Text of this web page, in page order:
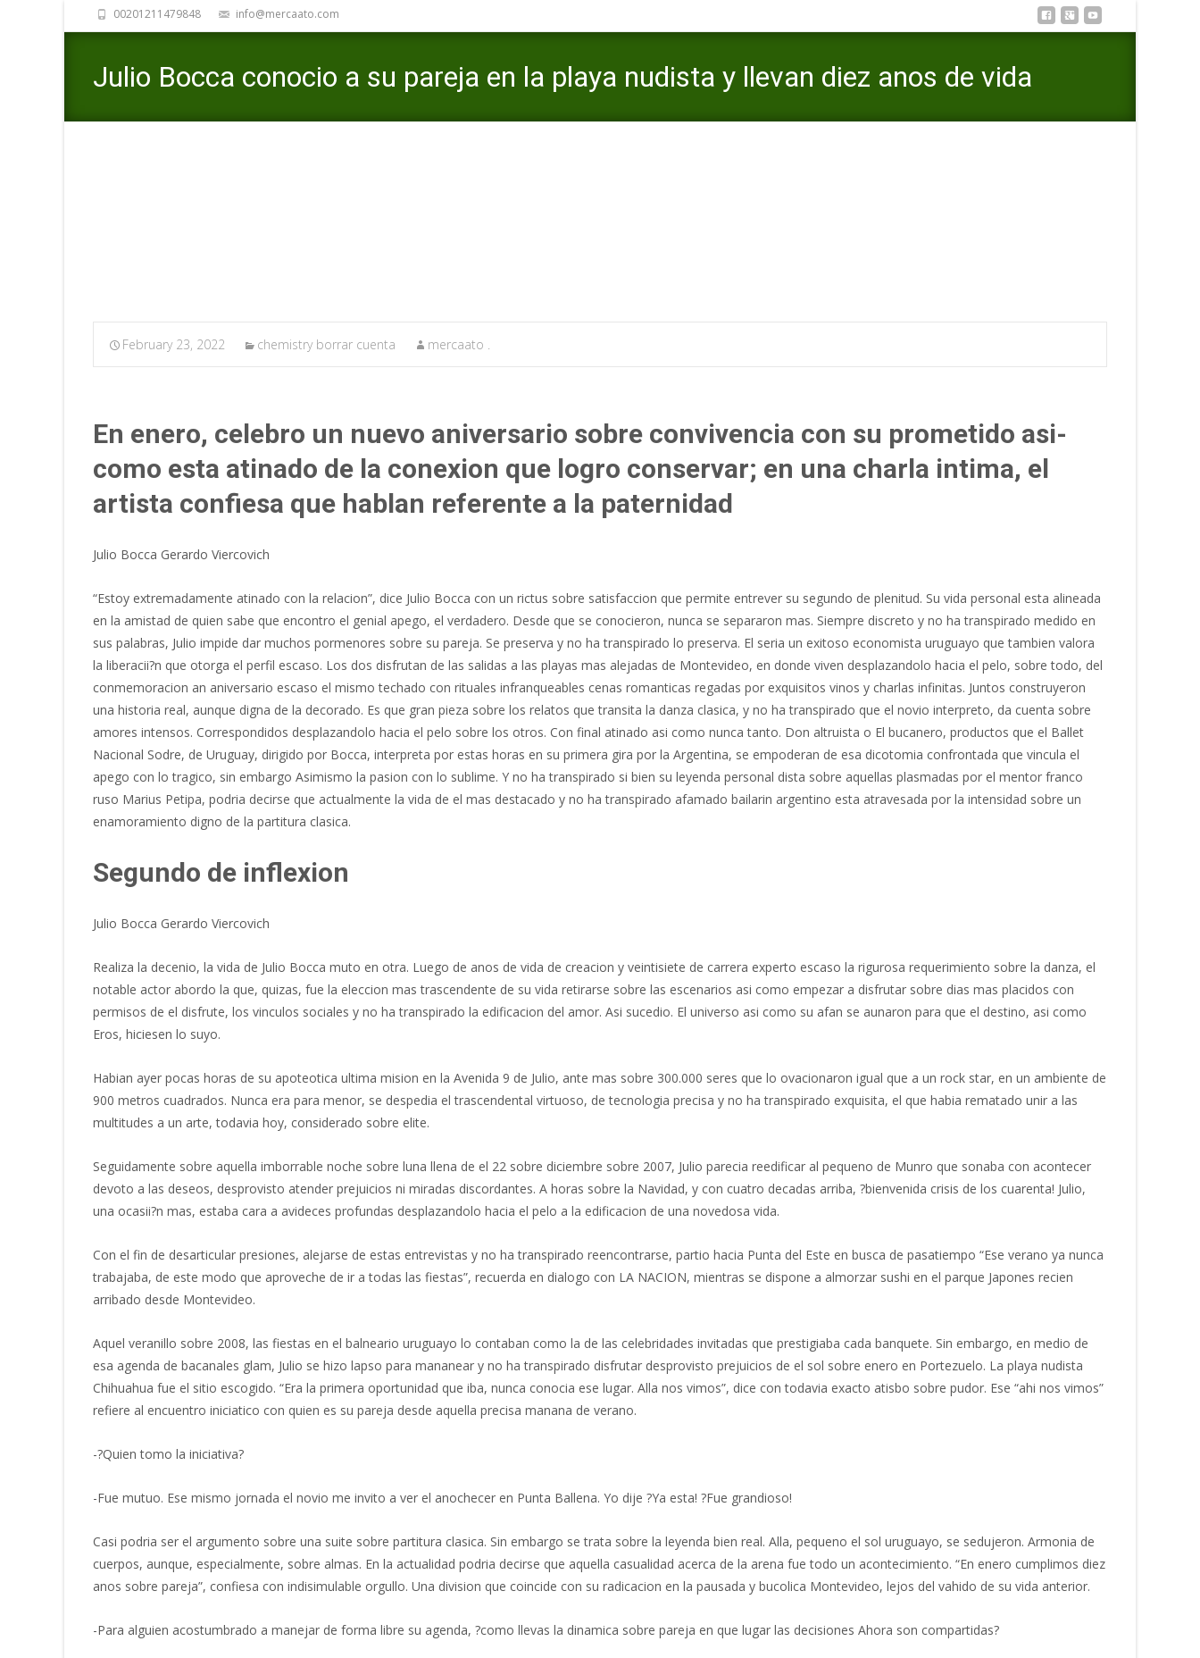
00201211479848 info@mercaato.com
Julio Bocca conocio a su pareja en la playa nudista y llevan diez anos de vida
February 23, 2022 chemistry borrar cuenta mercaato .
En enero, celebro un nuevo aniversario sobre convivencia con su prometido asi­
como esta atinado de la conexion que logro conservar; en una charla intima, el
artista confiesa que hablan referente a la paternidad
Julio Bocca Gerardo Viercovich
“Estoy extremadamente atinado con la relacion”, dice Julio Bocca con un rictus sobre satisfaccion que permite entrever su segundo de plenitud. Su vida personal esta alineada
en la amistad de quien sabe que encontro el genial apego, el verdadero. Desde que se conocieron, nunca se separaron mas. Siempre discreto y no ha transpirado medido en
sus palabras, Julio impide dar muchos pormenores sobre su pareja. Se preserva y no ha transpirado lo preserva. El seri­a un exitoso economista uruguayo que tambien valora
la liberacii?n que otorga el perfil escaso. Los dos disfrutan de las salidas a las playas mas alejadas de Montevideo, en donde viven desplazandolo hacia el pelo, sobre todo, del
conmemoracion an aniversario escaso el mismo techado con rituales infranqueables cenas romanticas regadas por exquisitos vinos y charlas infinitas. Juntos construyeron
una historia real, aunque digna de la decorado. Es que gran pieza sobre los relatos que transita la danza clasica, y no ha transpirado que el novio interpreto, da cuenta sobre
amores intensos. Correspondidos desplazandolo hacia el pelo sobre los otros. Con final atinado asi­ como nunca tanto. Don altruista o El bucanero, productos que el Ballet
Nacional Sodre, de Uruguay, dirigido por Bocca, interpreta por estas horas en su primera gira por la Argentina, se empoderan de esa dicotomia confrontada que vincula el
apego con lo tragico, sin embargo Asimismo la pasion con lo sublime. Y no ha transpirado si bien su leyenda personal dista sobre aquellas plasmadas por el mentor franco
ruso Marius Petipa, podria decirse que actualmente la vida de el mas destacado y no ha transpirado afamado bailarin argentino esta atravesada por la intensidad sobre un
enamoramiento digno de la partitura clasica.
Segundo de inflexion
Julio Bocca Gerardo Viercovich
Realiza la decenio, la vida de Julio Bocca muto en otra. Luego de anos de vida de creacion y veintisiete de carrera experto escaso la rigurosa requerimiento sobre la danza, el
notable actor abordo la que, quizas, fue la eleccion mas trascendente de su vida retirarse sobre las escenarios asi­ como empezar a disfrutar sobre dias mas placidos con
permisos de el disfrute, los vinculos sociales y no ha transpirado la edificacion del amor. Asi sucedio. El universo asi­ como su afan se aunaron para que el destino, asi­ como
Eros, hiciesen lo suyo.
Habian ayer pocas horas de su apoteotica ultima mision en la Avenida 9 de Julio, ante mas sobre 300.000 seres que lo ovacionaron igual que a un rock star, en un ambiente de
900 metros cuadrados. Nunca era para menor, se despedia el trascendental virtuoso, de tecnologi­a precisa y no ha transpirado exquisita, el que habia rematado unir a las
multitudes a un arte, todavia hoy, considerado sobre elite.
Seguidamente sobre aquella imborrable noche sobre luna llena de el 22 sobre diciembre sobre 2007, Julio parecia reedificar al pequeno de Munro que sonaba con acontecer
devoto a las deseos, desprovisto atender prejuicios ni miradas discordantes. A horas sobre la Navidad, y con cuatro decadas arriba, ?bienvenida crisis de los cuarenta! Julio,
una ocasii?n mas, estaba cara a avideces profundas desplazandolo hacia el pelo a la edificacion de una novedosa vida.
Con el fin de desarticular presiones, alejarse de estas entrevistas y no ha transpirado reencontrarse, partio hacia Punta del Este en busca de pasatiempo “Ese verano ya nunca
trabajaba, de este modo que aproveche de ir a todas las fiestas”, recuerda en dialogo con LA NACION, mientras se dispone a almorzar sushi en el parque Japones recien
arribado desde Montevideo.
Aquel veranillo sobre 2008, las fiestas en el balneario uruguayo lo contaban como la de las celebridades invitadas que prestigiaba cada banquete. Sin embargo, en medio de
esa agenda de bacanales glam, Julio se hizo lapso para mananear y no ha transpirado disfrutar desprovisto prejuicios de el sol sobre enero en Portezuelo. La playa nudista
Chihuahua fue el sitio escogido. “Era la primera oportunidad que iba, nunca conocia ese lugar. Alla nos vimos”, dice con todavia exacto atisbo sobre pudor. Ese “ahi nos vimos”
refiere al encuentro iniciatico con quien es su pareja desde aquella precisa manana de verano.
-?Quien tomo la iniciativa?
-Fue mutuo. Ese mismo jornada el novio me invito a ver el anochecer en Punta Ballena. Yo dije ?Ya esta! ?Fue grandioso!
Casi podria ser el argumento sobre una suite sobre partitura clasica. Sin embargo se trata sobre la leyenda bien real. Alla, pequeno el sol uruguayo, se sedujeron. Armonia de
cuerpos, aunque, especialmente, sobre almas. En la actualidad podria decirse que aquella casualidad acerca de la arena fue todo un acontecimiento. “En enero cumplimos diez
anos sobre pareja”, confiesa con indisimulable orgullo. Una division que coincide con su radicacion en la pausada y bucolica Montevideo, lejos del vahido de su vida anterior.
-Para alguien acostumbrado a manejar de forma libre su agenda, ?como llevas la dinamica sobre pareja en que lugar las decisiones Ahora son compartidas?